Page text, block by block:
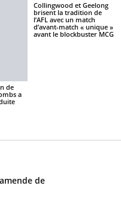
de
a
Collingwood et Geelong
brisent la tradition de
l’AFL avec un match
d’avant-match « unique »
avant le blockbuster MCG
de